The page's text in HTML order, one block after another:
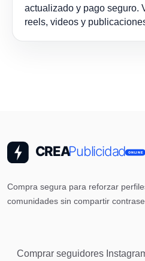
actualizado y pago seguro.
reels, videos y
Compra segura para reforzar
comunidades sin compartir
Comprar seguidores